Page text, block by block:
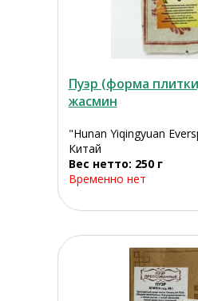
Пуэр (форма
жасмин
"Hunan Yiqingyuan
Китай
Вес нетто: 250 г
Временно нет